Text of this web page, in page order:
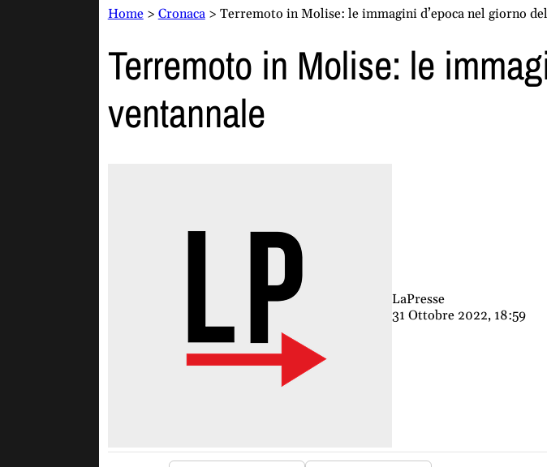
Home> Cronaca> Terremoto in Molise: le immagini d’epoca nel giorno
Terremoto in Molise: le
ventannale
LaPresse
31 Ottobre 2022, 18:59